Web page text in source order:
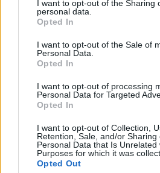
not limited to your visit or usage
grant or deny consent to Google
use your data for below specified
consent section.
I want to opt-out of the Sharing
personal data.
Opted In
I want to opt-out of the Sale of
Personal Data.
Opted In
I want to opt-out of processing
Personal Data for Targeted
Opted In
I want to opt-out of Collection,
Retention, Sale, and/or Sharing
Personal Data that Is Unrelated
Purposes for which it was
Opted Out
CRIPTOMONEDAS